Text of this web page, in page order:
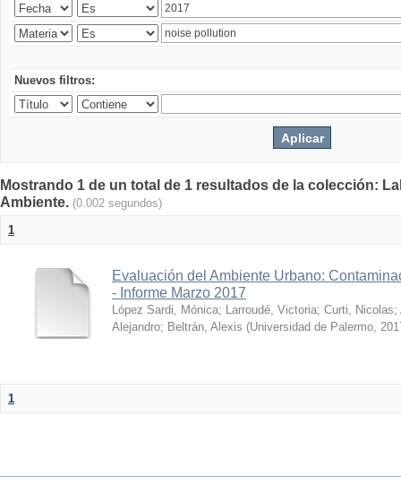
Nuevos filtros:
Mostrando 1 de un total de 1 resultados de la colección:
Ambiente. (0.002 segundos)
1
Evaluación del Ambiente Urbano:
- Informe Marzo 2017
López Sardi, Mónica; Larroudé, Victoria; Curti, Nicolas;
Alejandro; Beltrán, Alexis (Universidad de Palermo,
1